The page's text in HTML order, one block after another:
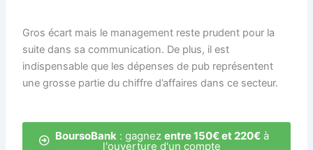
Gros écart mais le management reste prudent pour la
suite dans sa communication. De plus, il est
indispensable que les dépenses de pub représentent
une grosse partie du chiffre d’affaires dans ce secteur.
BoursoBank : gagnez entre 150€ et 220€à
l'ouverture d'un compte